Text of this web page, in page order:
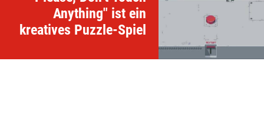
Anything" ist ein
kreatives Puzzle-Spiel